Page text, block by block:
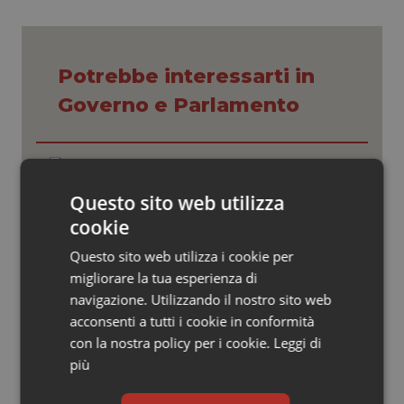
Oncologia & Nutrizione
Psoriasi & pelle
Quotidiano Cardiologia
Quotidiano Chirurgia
Quotidiano Oncologia
Quotidiano Pediatria
Rene & patologie urogenitali
Potrebbe interessarti in
Governo e Parlamento
Caldo. Ministero: oltre 1.700 chiamate
Proseguono monitoraggi e campagna
informativa
Covid. Conte in Commissione: “Ho
consegnato documento anonimo su
mascherine contraffatte in Procura.
Diffido Palazzo Chigi dal pagare 100
milioni a Jc Electronics”
Decreto Pnrr. Ok definitivo del Senato:
ospedali
Questo sito web utilizza
cookie
Questo sito web utilizza i cookie per
migliorare la tua esperienza di
navigazione. Utilizzando il nostro sito web
acconsenti a tutti i cookie in conformità
con la nostra policy per i cookie. Leggi di
più